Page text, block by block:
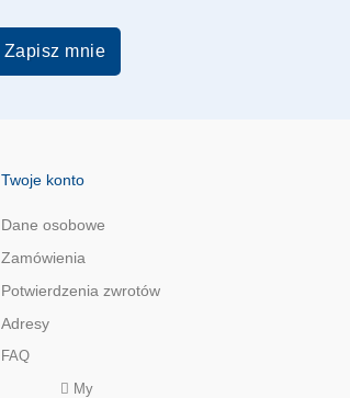
Zapisz mnie
Twoje konto
Dane osobowe
Zamówienia
Potwierdzenia zwrotów
Adresy
FAQ
My